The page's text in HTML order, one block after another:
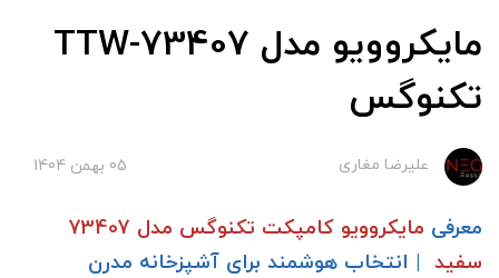
مایکروویو مدل TTW-73407
تکنوگس
علیرضا مغاری 05 بهمن 1404
معرفی
مایکروویو کامپکت تکنوگس مدل 73407
سفید | انتخاب هوشمند برای آشپزخانه مدرن